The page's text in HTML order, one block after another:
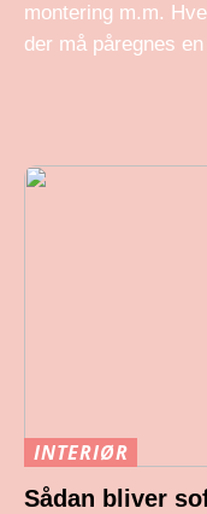
montering m.m.
der må påregnes
INTERIØR
Sådan bliver